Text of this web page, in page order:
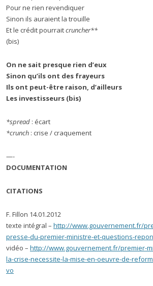
Pour ne rien revendiquer
Sinon ils auraient la trouille
Et le crédit pourraitcruncher**
(bis)
On ne sait presque rien d’eux
Sinon qu’ils ont des frayeurs
Ils ont peut-être raison, d’ailleurs
Les investisseurs (bis)
*spread : écart
*crunch : crise / craquement
—-
DOCUMENTATION
CITATIONS
F. Fillon 14.01.2012
texte intégral – http://www.gouvernement.fr/
presse-du-premier-ministre-et-questions-
vidéo – http://www.gouvernement.fr/premier-
la-crise-necessite-la-mise-en-oeuvre-de-
vo